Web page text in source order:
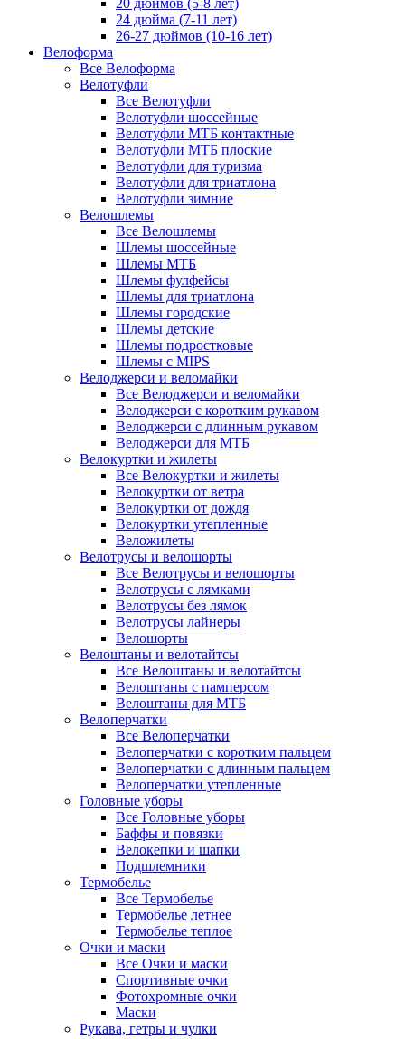
20 дюймов (5-8 лет)
24 дюйма (7-11 лет)
26-27 дюймов (10-16 лет)
Велоформа
Все Велоформа
Велотуфли
Все Велотуфли
Велотуфли шоссейные
Велотуфли МТБ контактные
Велотуфли МТБ плоские
Велотуфли для туризма
Велотуфли для триатлона
Велотуфли зимние
Велошлемы
Все Велошлемы
Шлемы шоссейные
Шлемы МТБ
Шлемы фулфейсы
Шлемы для триатлона
Шлемы городские
Шлемы детские
Шлемы подростковые
Шлемы с MIPS
Велоджерси и веломайки
Все Велоджерси и веломайки
Велоджерси с коротким рукавом
Велоджерси с длинным рукавом
Велоджерси для МТБ
Велокуртки и жилеты
Все Велокуртки и жилеты
Велокуртки от ветра
Велокуртки от дождя
Велокуртки утепленные
Веложилеты
Велотрусы и велошорты
Все Велотрусы и велошорты
Велотрусы с лямками
Велотрусы без лямок
Велотрусы лайнеры
Велошорты
Велоштаны и велотайтсы
Все Велоштаны и велотайтсы
Велоштаны с памперсом
Велоштаны для МТБ
Велоперчатки
Все Велоперчатки
Велоперчатки с коротким пальцем
Велоперчатки с длинным пальцем
Велоперчатки утепленные
Головные уборы
Все Головные уборы
Баффы и повязки
Велокепки и шапки
Подшлемники
Термобелье
Все Термобелье
Термобелье летнее
Термобелье теплое
Очки и маски
Все Очки и маски
Спортивные очки
Фотохромные очки
Маски
Рукава, гетры и чулки